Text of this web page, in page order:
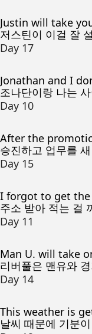
Justin will take
저스틴이 이걸 잘
Day 17
Jonathan and I
조나단이랑 나는
Day 10
After the
승진하고 업무를
Day 15
I forgot to get the
주소 받아 적는 걸
Day 11
Man U. will take
리버풀은 맨유와
Day 14
This weather is
날씨 때문에 기분